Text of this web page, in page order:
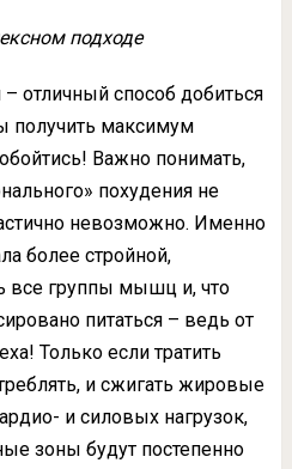
подходе
отличный способ добиться
получить максимум
Важно понимать,
похудения не
невозможно. Именно
более стройной,
все группы мышц и, что
питаться – ведь от
Только если тратить
и сжигать жировые
и силовых нагрузок,
зоны будут постепенно